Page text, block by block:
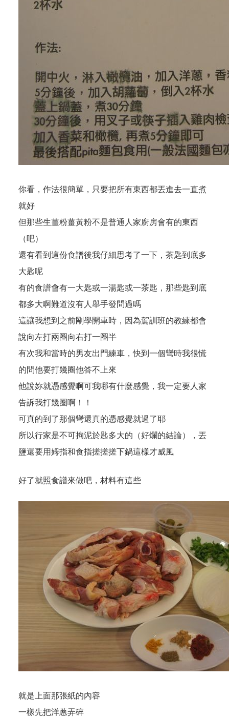
你看，作法很簡單，只要把所有東西都丟進去一直煮
就好
但那些生薑粉薑黃粉不是普通人家廚房會有的東西
（吧）
還有看到這份食譜後我仔細思考了一下，茶匙到底多
大匙呢
有的食譜會有一大匙或一湯匙或一茶匙，那些匙到底
都多大啊難道沒有人舉手發問過嗎
這讓我想到之前剛學開車時，因為駕訓班的教練都會
說向左打兩圈向右打一圈半
有次我和當時的男友出門練車，快到一個彎時我很慌
的問他要打幾圈他答不上來
他說妳就憑感覺啊可我哪有什麼感覺，我一定要人家
告訴我打幾圈啊！！
可真的到了那個彎還真的憑感覺就過了耶
所以行家是不可拘泥於匙多大的（好爛的結論），丟
鹽還要用姆指和食指搓搓搓下鍋這樣才威風
好了就照食譜來做吧，材料有這些
就是上面那張紙的內容
一樣先把洋蔥弄碎